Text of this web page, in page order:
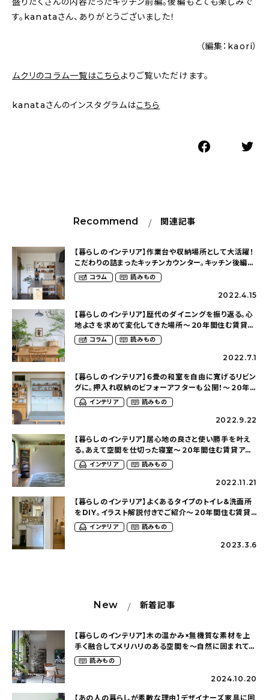
す。kanataさん、ありがとうございました！
（編集：kaori）
ムクリのコラム一覧はこちら よりご覧いただけます。
kanataさんのインスタグラムはこちら
Recommend 関連記事
【暮らしのインテリア】作業台や収納場所として大活躍！
こだわりの詰まったキッチンカウンター。キッチン後編〜
２０年間住む賃貸アパートを慈しむ暮らし
（cafe202_homeさん）
コラム 読みもの
2022.4.15
【暮らしのインテリア】歴代のダイニングを振り返る。心
地よさを求めて変化してきた場所〜２０年間住む賃貸ア
パートを慈しむ暮らし（cafe202_homeさん）
コラム 読みもの
2022.7.1
【暮らしのインテリア】６畳の和室を自由に寛げるリビン
グに。押入れ収納のビフォーアフターも公開！〜２０年
間住む賃貸アパートを慈しむ暮らし
（cafe202_homeさん）
インテリア 読みもの
2022.9.22
【暮らしのインテリア】居心地の良さと使い勝手を叶え
る。あえて空間を仕切った寝室〜２０年間住む賃貸ア
パートを慈しむ暮らし（cafe202_homeさん）
インテリア 読みもの
2022.11.21
【暮らしのインテリア】よくあるタイプのトイレ&洗面所
をDIY。イラスト解説付きでご紹介〜２０年間住む賃貸
アパートを慈しむ暮らし（cafe202_homeさん）
インテリア 読みもの
2023.3.6
New 新着記事
【暮らしのインテリア】木の温かみ×無機質な素材を上
手く融合してメリハリのある空間を〜自然に囲まれて暮
らす（ki_no_ieさん）
読みもの
2024.10.20
【あの人の暮らしが素敵な理由】デザイナーズ家具に囲